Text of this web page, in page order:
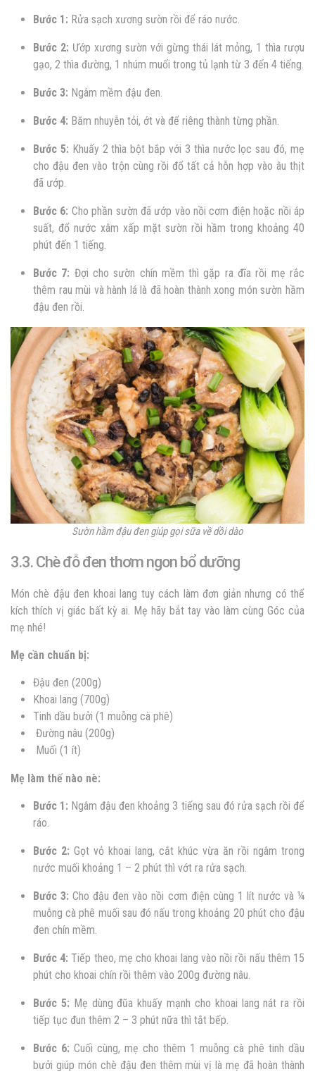
Bước 1: Rửa sạch xương sườn rồi để ráo nước.
Bước 2: Ướp xương sườn với gừng thái lát mỏng, 1 thìa rượu
gạo, 2 thìa đường, 1 nhúm muối trong tủ lạnh từ 3 đến 4 tiếng.
Bước 3: Ngâm mềm đậu đen.
Bước 4: Băm nhuyễn tỏi, ớt và để riêng thành từng phần.
Bước 5: Khuấy 2 thìa bột bắp với 3 thìa nước lọc sau đó, mẹ
cho đậu đen vào trộn cùng rồi đổ tất cả hỗn hợp vào âu thịt
đã ướp.
Bước 6: Cho phần sườn đã ướp vào nồi cơm điện hoặc nồi áp
suất, đổ nước xâm xấp mặt sườn rồi hầm trong khoảng 40
phút đến 1 tiếng.
Bước 7: Đợi cho sườn chín mềm thì gặp ra đĩa rồi mẹ rắc
thêm rau mùi và hành lá là đã hoàn thành xong món sườn hầm
đậu đen rồi.
Sườn hầm đậu đen giúp gọi sữa về dồi dào
3.3. Chè đỗ đen thơm ngon bổ dưỡng
Món chè đậu đen khoai lang tuy cách làm đơn giản nhưng có thể
kích thích vị giác bất kỳ ai. Mẹ hãy bắt tay vào làm cùng Góc của
mẹ nhé!
Mẹ cần chuẩn bị:
Đậu đen (200g)
Khoai lang (700g)
Tinh dầu bưởi (1 muỗng cà phê)
Đường nâu (200g)
Muối (1 ít)
Mẹ làm thế nào nè:
Bước 1: Ngâm đậu đen khoảng 3 tiếng sau đó rửa sạch rồi để
ráo.
Bước 2: Gọt vỏ khoai lang, cắt khúc vừa ăn rồi ngâm trong
nước muối khoảng 1 – 2 phút thì vớt ra rửa sạch.
Bước 3: Cho đậu đen vào nồi cơm điện cùng 1 lít nước và ¼
muỗng cà phê muối sau đó nấu trong khoảng 20 phút cho đậu
đen chín mềm.
Bước 4: Tiếp theo, mẹ cho khoai lang vào nồi rồi nấu thêm 15
phút cho khoai chín rồi thêm vào 200g đường nâu.
Bước 5: Mẹ dùng đũa khuấy mạnh cho khoai lang nát ra rồi
tiếp tục đun thêm 2 – 3 phút nữa thì tắt bếp.
Bước 6: Cuối cùng, mẹ cho thêm 1 muỗng cà phê tinh dầu
bưởi giúp món chè đậu đen thêm mùi vị là mẹ đã hoàn thành